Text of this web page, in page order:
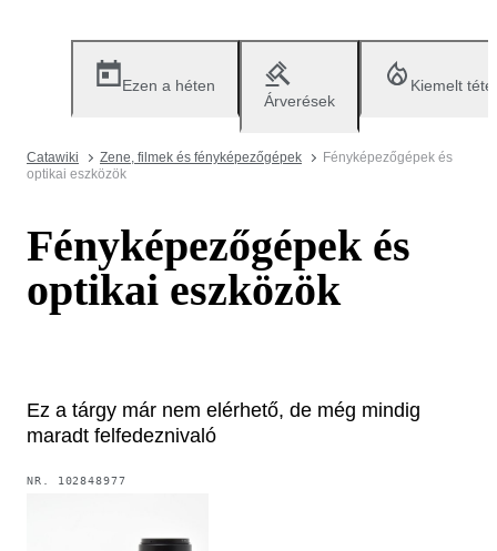
Ezen a héten
Árverések
Kiemelt
Catawiki Zene, filmek és fényképezőgépek
Fényképezőgépek és
optikai eszközök
Fényképezőgépek és
optikai eszközök
Ez a tárgy már nem elérhető, de még mindig
maradt felfedeznivaló
NR. 102848977